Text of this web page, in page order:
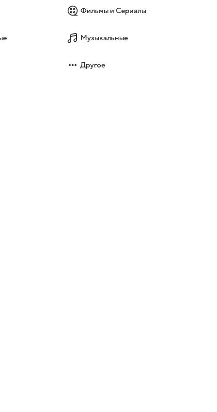
Фильмы и Сериалы
Музыкальные
Другое